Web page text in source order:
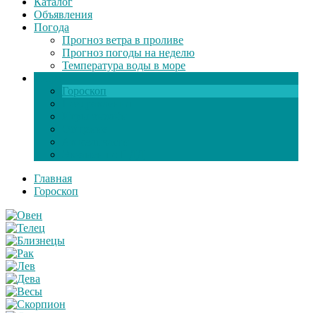
Объявления
Погода
Прогноз ветра в проливе
Прогноз погоды на неделю
Температура воды в море
Гороскоп
Главная
Гороскоп